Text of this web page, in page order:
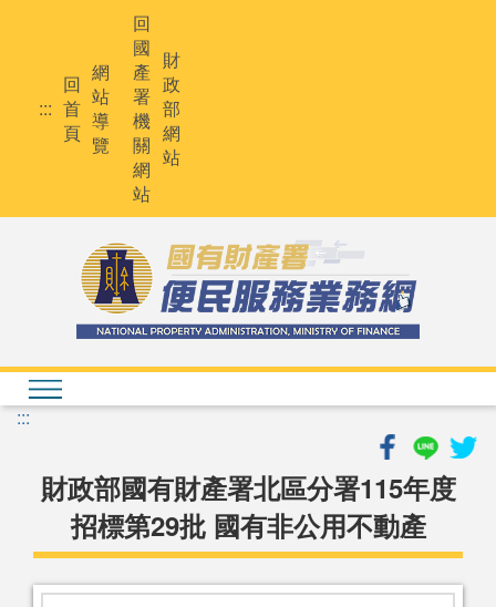
:::
回
首
頁
網
站
導
覽
回
國
產
署
機
關
網
站
財
政
部
網
站
:::
財政部國有財產署北區分署115年度
招標第29批 國有非公用不動產